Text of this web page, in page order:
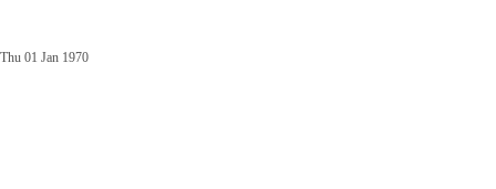
Thu 01 Jan 1970